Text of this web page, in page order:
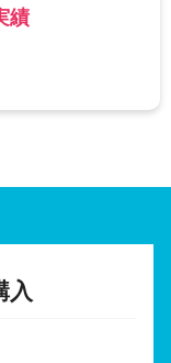
績
入